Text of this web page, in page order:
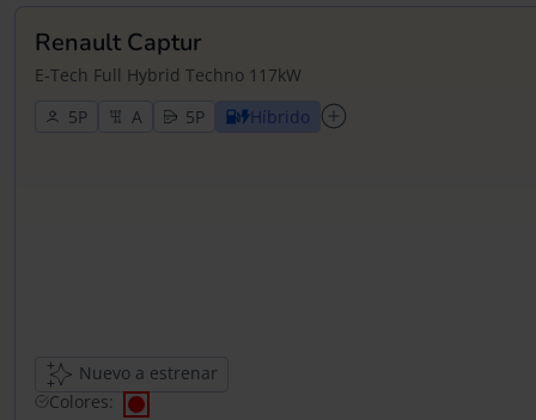
Renault Captur
E-Tech Full Hybrid Techno 117kW
5
5 Híbrido
Nuevo a estrenar
Colores: